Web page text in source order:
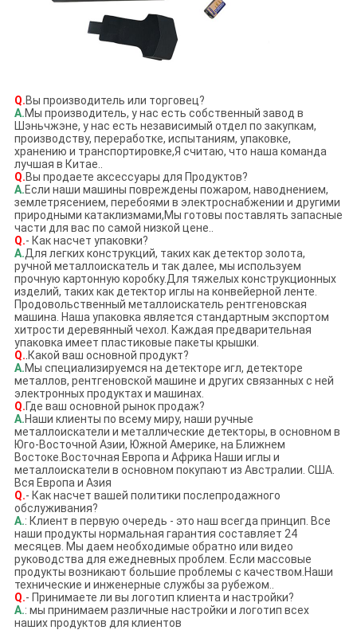
Q.Вы производитель или торговец?
А.Мы производитель, у нас есть собственный завод в
Шэньчжэне, у нас есть независимый отдел по закупкам,
производству, переработке, испытаниям, упаковке,
хранению и транспортировке,Я считаю, что наша команда
лучшая в Китае..
Q.Вы продаете аксессуары для Продуктов?
А.Если наши машины повреждены пожаром, наводнением,
землетрясением, перебоями в электроснабжении и другими
природными катаклизмами,Мы готовы поставлять запасные
части для вас по самой низкой цене..
Q.- Как насчет упаковки?
А.Для легких конструкций, таких как детектор золота,
ручной металлоискатель и так далее, мы используем
прочную картонную коробку.Для тяжелых конструкционных
изделий, таких как детектор иглы на конвейерной ленте.
Продовольственный металлоискатель рентгеновская
машина. Наша упаковка является стандартным экспортом
хитрости деревянный чехол. Каждая предварительная
упаковка имеет пластиковые пакеты крышки.
Q. Какой ваш основной продукт?
А.Мы специализируемся на детекторе игл, детекторе
металлов, рентгеновской машине и других связанных с ней
электронных продуктах и машинах.
Q.Где ваш основной рынок продаж?
А.Наши клиенты по всему миру, наши ручные
металлоискатели и металлические детекторы, в основном в
Юго-Восточной Азии, Южной Америке, на Ближнем
Востоке.Восточная Европа и Африка Наши иглы и
металлоискатели в основном покупают из Австралии. США.
Вся Европа и Азия
Q.- Как насчет вашей политики послепродажного
обслуживания?
А.: Клиент в первую очередь - это наш всегда принцип. Все
наши продукты нормальная гарантия составляет 24
месяцев. Мы даем необходимые обратно или видео
руководства для ежедневных проблем. Если массовые
продукты возникают большие проблемы с качеством.Наши
технические и инженерные службы за рубежом..
Q.- Принимаете ли вы логотип клиента и настройки?
А.: мы принимаем различные настройки и логотип всех
наших продуктов для клиентов